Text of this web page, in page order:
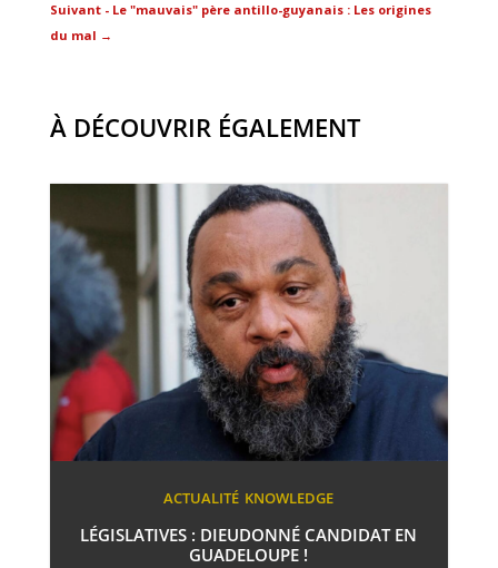
Suivant - Le "mauvais" père antillo-guyanais : Les origines
du mal →
À DÉCOUVRIR ÉGALEMENT
ACTUALITÉ KNOWLEDGE
LÉGISLATIVES : DIEUDONNÉ CANDIDAT EN
GUADELOUPE !